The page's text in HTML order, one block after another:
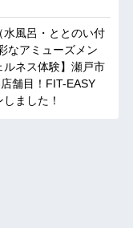
水風呂・ととのい付
なアミューズメン
ルネス体験】瀬戸市
舗目！FIT-EASY
ました！